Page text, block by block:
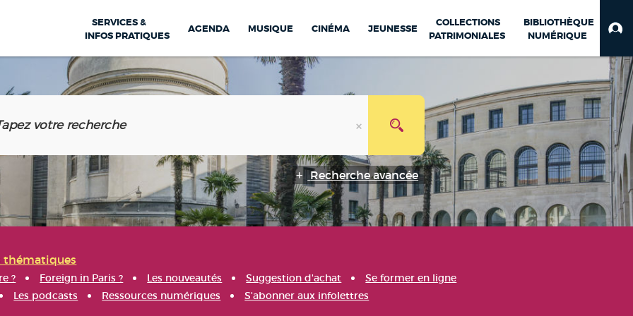
SERVICES &
INFOS PRATIQUES
AGENDA MUSIQUE CINÉMA JEUNESSE
COLLECTIONS
PATRIMONIALES
BIBLIOTHÈQUE
NUMÉRIQUE
Recherche avancée
thématiques
? Foreign in Paris ? Les nouveautés Suggestion d'achat
Se former en ligne
Les podcasts Ressources numériques S'abonner aux infolettres